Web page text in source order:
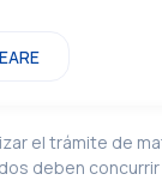
el trámite de
deben concurrir